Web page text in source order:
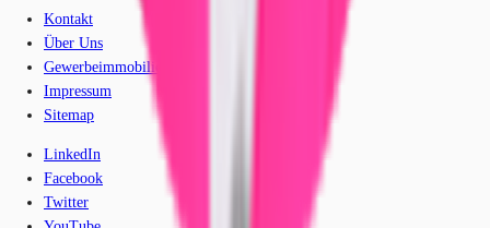
Kontakt
Über Uns
Gewerbeimmobilien-Lexikon
Impressum
Sitemap
LinkedIn
Facebook
Twitter